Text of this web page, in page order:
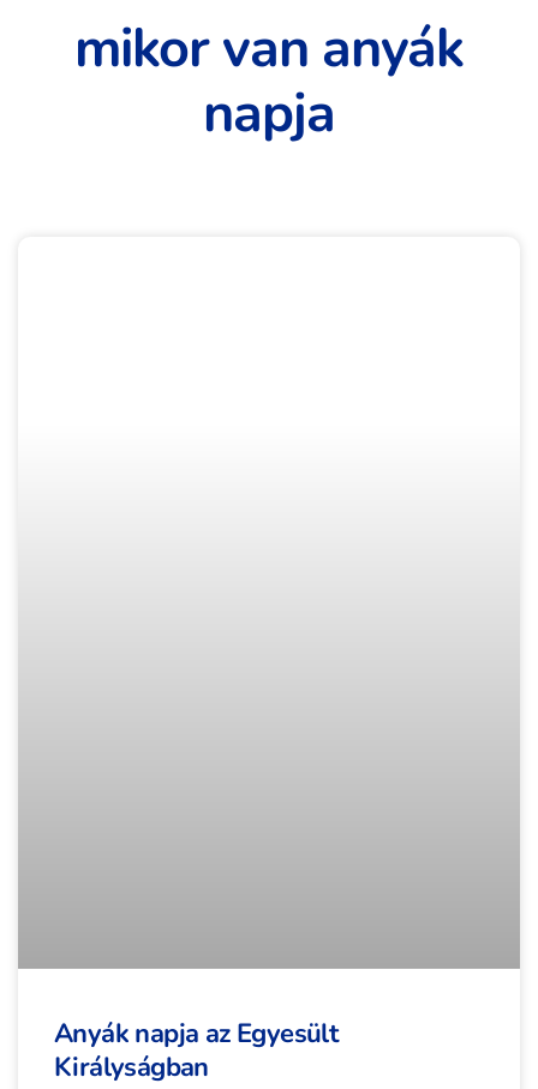
mikor van anyák
napja
Anyák napja az Egyesült
Királyságban